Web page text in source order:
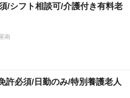
/シフト相談可/介護付き有料老
南
許必須/日勤のみ/特別養護老人